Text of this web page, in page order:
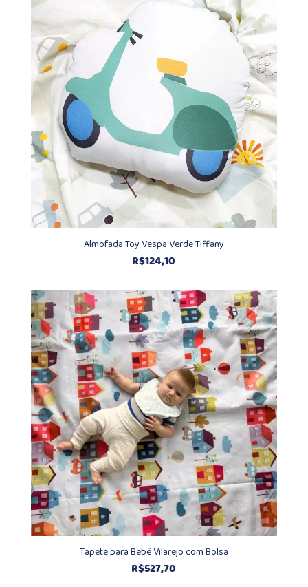
Almofada Toy Vespa Verde Tiffany
R$124,10
Tapete para Bebê Vilarejo com Bolsa
R$527,70